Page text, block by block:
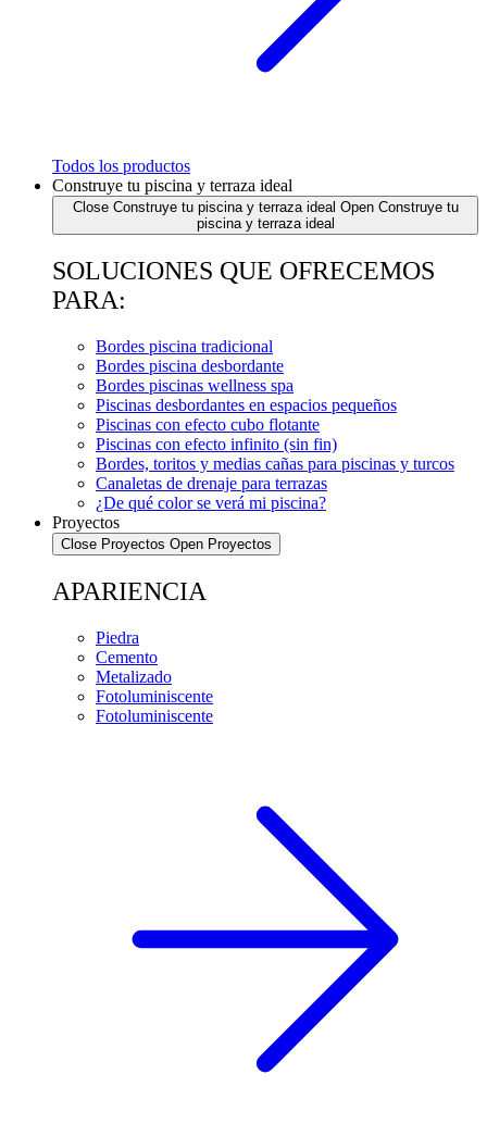
Todos los productos
Construye tu piscina y terraza ideal
Close Construye tu piscina y terraza ideal Open Construye tu
piscina y terraza ideal
SOLUCIONES QUE OFRECEMOS
PARA:
Bordes piscina tradicional
Bordes piscina desbordante
Bordes piscinas wellness spa
Piscinas desbordantes en espacios pequeños
Piscinas con efecto cubo flotante
Piscinas con efecto infinito (sin fin)
Bordes, toritos y medias cañas para piscinas y turcos
Canaletas de drenaje para terrazas
¿De qué color se verá mi piscina?
Proyectos
Close Proyectos Open Proyectos
APARIENCIA
Piedra
Cemento
Metalizado
Fotoluminiscente
Fotoluminiscente